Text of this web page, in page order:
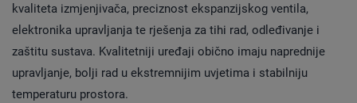
kvaliteta izmjenjivača, preciznost ekspanzijskog ventila,
elektronika upravljanja te rješenja za tihi rad, odleđivanje i
zaštitu sustava. Kvalitetniji uređaji obično imaju naprednije
upravljanje, bolji rad u ekstremnijim uvjetima i stabilniju
temperaturu prostora.